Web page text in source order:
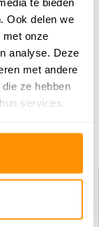
Ook delen we
met onze
analyse. Deze
met andere
ze hebben
services.